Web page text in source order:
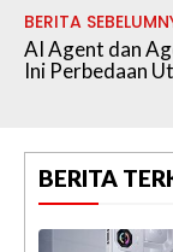
BERITA
AI Agent dan
Ini Perbedaan
BERITA